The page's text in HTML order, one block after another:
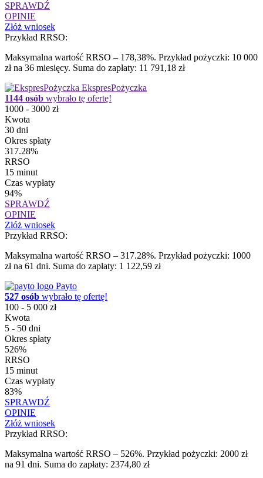
SPRAWDŹ
OPINIE
Złóż wniosek
Przykład RRSO:
Maksymalna wartość RRSO – 178,38%. Przykład pożyczki: 10 000
zł na 36 miesięcy. Suma do zapłaty: 11 791,18 zł
EkspresPożyczka
1144 osób wybrało tę ofertę!
1000 - 3000 zł
Kwota
30 dni
Okres spłaty
317.28%
RRSO
15 minut
Czas wypłaty
94%
SPRAWDŹ
OPINIE
Złóż wniosek
Przykład RRSO:
Maksymalna wartość RRSO – 317.28%. Przykład pożyczki: 1000
zł na 61 dni. Suma do zapłaty: 1 122,59 zł
Payto
527 osób wybrało tę ofertę!
100 - 5 000 zł
Kwota
5 - 50 dni
Okres spłaty
526%
RRSO
15 minut
Czas wypłaty
83%
SPRAWDŹ
OPINIE
Złóż wniosek
Przykład RRSO:
Maksymalna wartość RRSO – 526%. Przykład pożyczki: 2000 zł
na 91 dni. Suma do zapłaty: 2374,80 zł